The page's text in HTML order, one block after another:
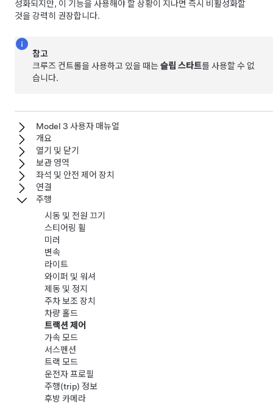
성화되지만, 이 기능을 사용해야 할 상황이 지나면 즉시 비활성화할
것을 강력히 권장합니다.
참고
크루즈 컨트롤을 사용하고 있을 때는슬립 스타트를 사용할 수 없
습니다.
Model 3 사용자 매뉴얼
개요
열기 및 닫기
보관 영역
좌석 및 안전 제어 장치
연결
주행
시동 및 전원 끄기
스티어링 휠
미러
변속
라이트
와이퍼 및 워셔
제동 및 정지
주차 보조 장치
차량 홀드
트랙션 제어
가속 모드
서스펜션
트랙 모드
운전자 프로필
주행(trip) 정보
후방 카메라